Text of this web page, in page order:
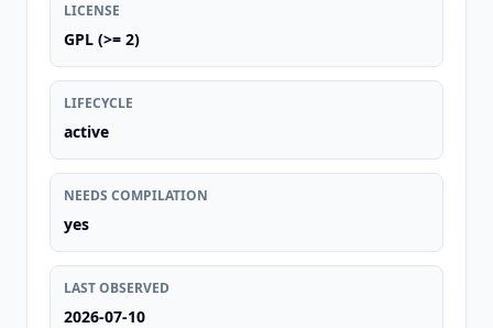
LICENSE
GPL (>= 2)
LIFECYCLE
active
NEEDS COMPILATION
yes
LAST OBSERVED
2026-07-10